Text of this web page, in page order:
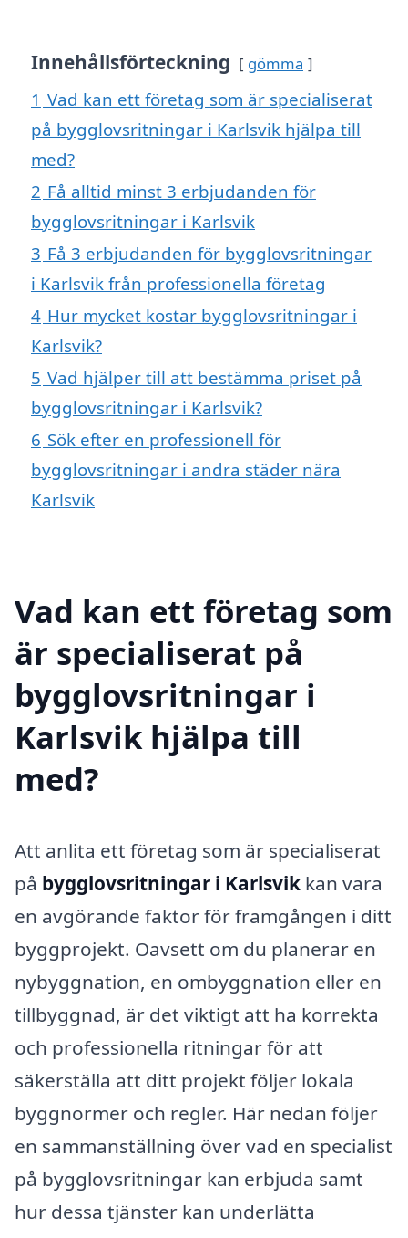
Innehållsförteckning gömma
1 Vad kan ett företag som är specialiserat
på bygglovsritningar i Karlsvik hjälpa till
med?
2 Få alltid minst 3 erbjudanden för
bygglovsritningar i Karlsvik
3 Få 3 erbjudanden för bygglovsritningar
i Karlsvik från professionella företag
4 Hur mycket kostar bygglovsritningar i
Karlsvik?
5 Vad hjälper till att bestämma priset på
bygglovsritningar i Karlsvik?
6 Sök efter en professionell för
bygglovsritningar i andra städer nära
Karlsvik
Vad kan ett företag som
är specialiserat på
bygglovsritningar i
Karlsvik hjälpa till
med?
Att anlita ett företag som är specialiserat
på bygglovsritningar i Karlsvik kan vara
en avgörande faktor för framgången i ditt
byggprojekt. Oavsett om du planerar en
nybyggnation, en ombyggnation eller en
tillbyggnad, är det viktigt att ha korrekta
och professionella ritningar för att
säkerställa att ditt projekt följer lokala
byggnormer och regler. Här nedan följer
en sammanställning över vad en specialist
på bygglovsritningar kan erbjuda samt
hur dessa tjänster kan underlätta